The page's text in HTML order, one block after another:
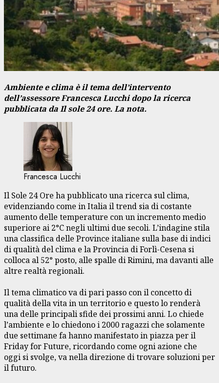
Ambiente e clima è il tema dell’intervento
dell’assessore Francesca Lucchi dopo la ricerca
pubblicata da Il sole 24 ore. La nota.
Francesca Lucchi
Il Sole 24 Ore ha pubblicato una ricerca sul clima,
evidenziando come in Italia il trend sia di costante
aumento delle temperature con un incremento medio
superiore ai 2°C negli ultimi due secoli. L’indagine stila
una classifica delle Province italiane sulla base di indici
di qualità del clima e la Provincia di Forlì-Cesena si
colloca al 52° posto, alle spalle di Rimini, ma davanti alle
altre realtà regionali.
Il tema climatico va di pari passo con il concetto di
qualità della vita in un territorio e questo lo renderà
una delle principali sfide dei prossimi anni. Lo chiede
l’ambiente e lo chiedono i 2000 ragazzi che solamente
due settimane fa hanno manifestato in piazza per il
Friday for Future, ricordando come ogni azione che
oggi si svolge, va nella direzione di trovare soluzioni per
il futuro.